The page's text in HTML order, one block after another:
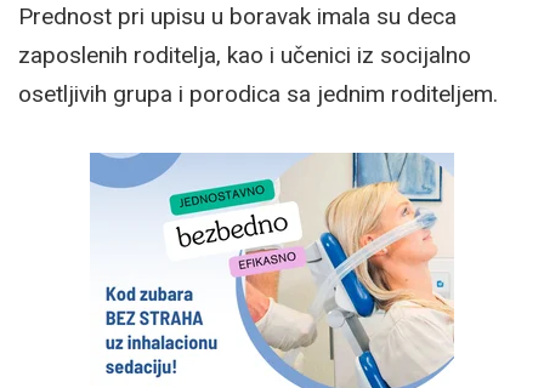
Prednost pri upisu u boravak imala su deca
zaposlenih roditelja, kao i učenici iz socijalno
osetljivih grupa i porodica sa jednim roditeljem.